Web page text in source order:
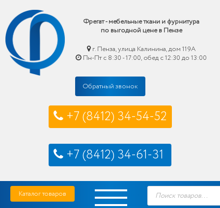
Фрегат - мебельные ткани и фурнитура
по выгодной цене в Пензе
г. Пенза, улица Калинина, дом 119А
Пн-Пт с 8:30 - 17:00, обед с 12:30 до 13:00
Обратный звонок
+7 (8412) 34-54-52
+7 (8412) 34-61-31
Skip
content
Фрегат — мебельные ткани и фурнитура купить по выгодной цене в Пензе
Каталог товаров
Поиск
товаров